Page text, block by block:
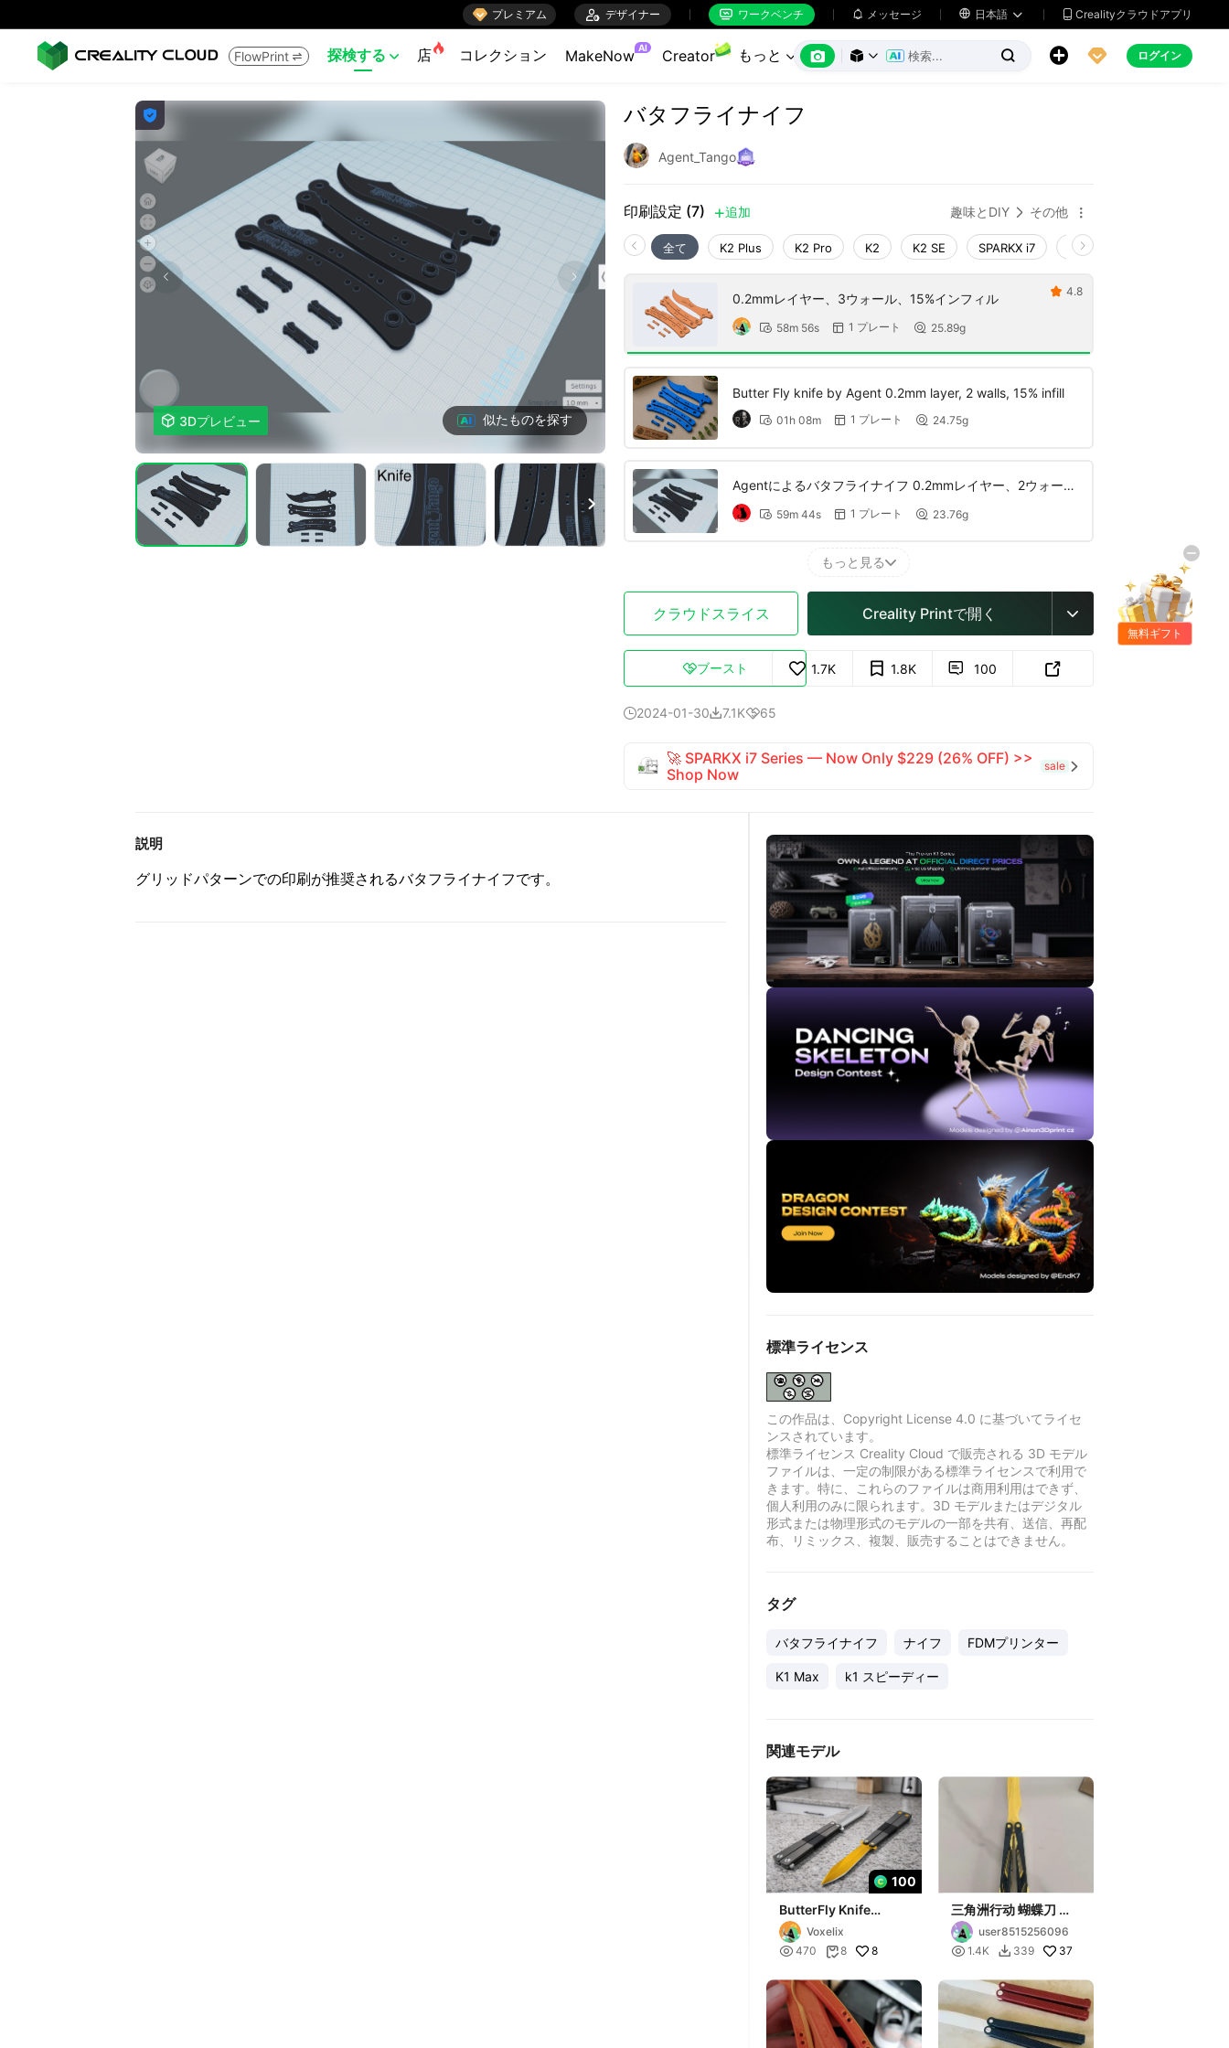
 プレミアム  デザイナー  ワークベンチ  メッセージ  日本語   Crealityクラウドアプリ
FlowPrint  探検する  店 コレクション MakeNow AI Creator もっと        ログイン

 3Dプレビュー 似たものを探す

バタフライナイフ
Agent_Tango
印刷設定 (7) 追加 趣味とDIY  その他 
全て K2 Plus K2 Pro K2 K2 SE SPARKX i7 Creality Hi
0.2mmレイヤー、3ウォール、15%インフィル
 58m 56s  1 プレート  25.89g
 4.8
Butter Fly knife by Agent 0.2mm layer, 2 walls, 15% infill
 01h 08m  1 プレート  24.75g
Agentによるバタフライナイフ 0.2mmレイヤー、2ウォー
ル、15%インフィル
 59m 44s  1 プレート  23.76g
もっと見る
クラウドスライス Creality Printで開く 
ブースト 1.7K 1.8K  100 
2024-01-307.1K65
🚀 SPARKX i7 Series — Now Only $229 (26% OFF) >>
Shop Now
sale 
説明
グリッドパターンでの印刷が推奨されるバタフライナイフです。
標準ライセンス
この作品は、Copyright License 4.0 に基づいてライセ
ンスされています。
標準ライセンス Creality Cloud で販売される 3D モデル
ファイルは、一定の制限がある標準ライセンスで利用で
きます。特に、これらのファイルは商用利用はできず、
個人利用のみに限られます。3D モデルまたはデジタル
形式または物理形式のモデルの一部を共有、送信、再配
布、リミックス、複製、販売することはできません。
タグ
バタフライナイフ ナイフ FDMプリンター
K1 Max k1 スピーディー
関連モデル
100
ButterFly Knife
Refined sharper
edgesVoxelix
 470 8 8
三角洲行动 蝴蝶刀 影
锋
user8515256096
 1.4K  339 37
無料ギフト